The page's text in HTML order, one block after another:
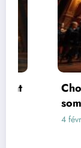
Choc
sombres
4 février 2024